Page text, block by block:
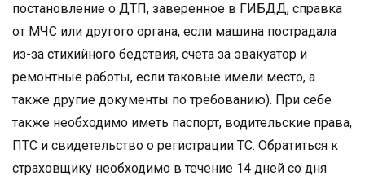
постановление о ДТП, заверенное в ГИБДД, справка
от МЧС или другого органа, если машина пострадала
из-за стихийного бедствия, счета за эвакуатор и
ремонтные работы, если таковые имели место, а
также другие документы по требованию). При себе
также необходимо иметь паспорт, водительские права,
ПТС и свидетельство о регистрации ТС. Обратиться к
страховщику необходимо в течение 14 дней со дня